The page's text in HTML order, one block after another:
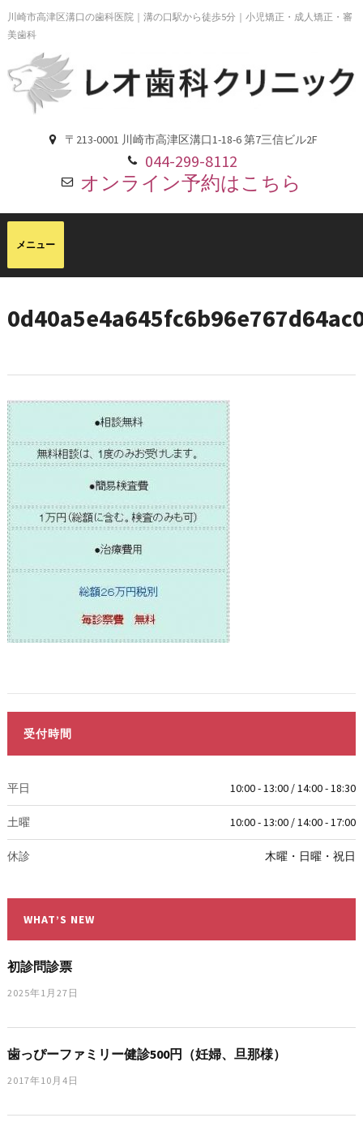
川崎市高津区溝口の歯科医院｜溝の口駅から徒歩5分｜小児矯正・成人矯正・審
美歯科
〒213-0001 川崎市高津区溝口1-18-6 第7三信ビル2F
044-299-8112
オンライン予約はこちら
受付時間
平日 10:00 - 13:00 / 14:00 - 18:30
土曜 10:00 - 13:00 / 14:00 - 17:00
休診 木曜・日曜・祝日
WHAT’S NEW
初診問診票
2025年1月27日
歯っぴーファミリー健診500円（妊婦、旦那様）
2017年10月4日